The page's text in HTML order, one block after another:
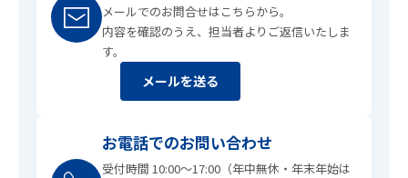
メールでのお問合せはこちらから。
内容を確認のうえ、担当者よりご返信いたしま
す。
メールを送る
お電話でのお問い合わせ
受付時間 10:00〜17:00（年中無休・年末年始は